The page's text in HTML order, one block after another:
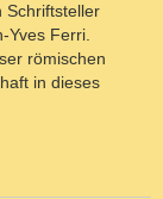
Schriftsteller
Yves Ferri.
römischen
in dieses